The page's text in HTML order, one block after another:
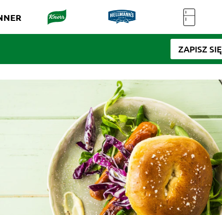
ZAPISZ SIĘ